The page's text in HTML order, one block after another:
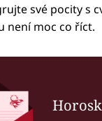
své pocity s
není moc co říct.